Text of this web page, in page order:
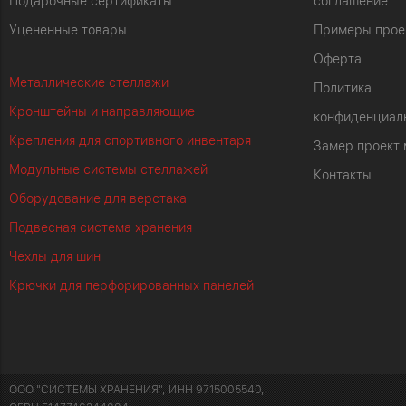
Уцененные товары
Металлические стеллажи
Кронштейны и направляющие
Крепления для спортивного инвентаря
Модульные системы стеллажей
Оборудование для верстака
Подвесная система хранения
Чехлы для шин
Крючки для перфорированных панелей
Примеры
Оферта
Политика
Замер проект
Контакты
ООО "СИСТЕМЫ ХРАНЕНИЯ", ИНН 9715005540,